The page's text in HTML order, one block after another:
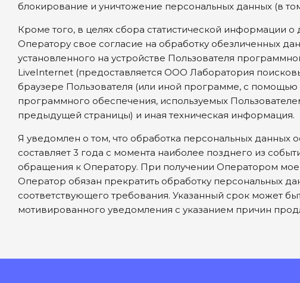
блокирование и уничтожение персональных данных (в
Кроме того, в целях сбора статистической информации
Оператору свое согласие на обработку обезличенных
установленного на устройстве Пользователя
LiveInternet (предоставляется ООО Лаборатория
браузере Пользователя (или иной программе, с помощью
программного обеспечения, используемых
предыдущей страницы) и иная техническая информация.
Я уведомлен о том, что обработка персональных
составляет 3 года с момента наиболее позднего из
обращения к Оператору. При получении Оператором
Оператор обязан прекратить обработку персональных
соответствующего требования. Указанный срок может
мотивированного уведомления с указанием причин